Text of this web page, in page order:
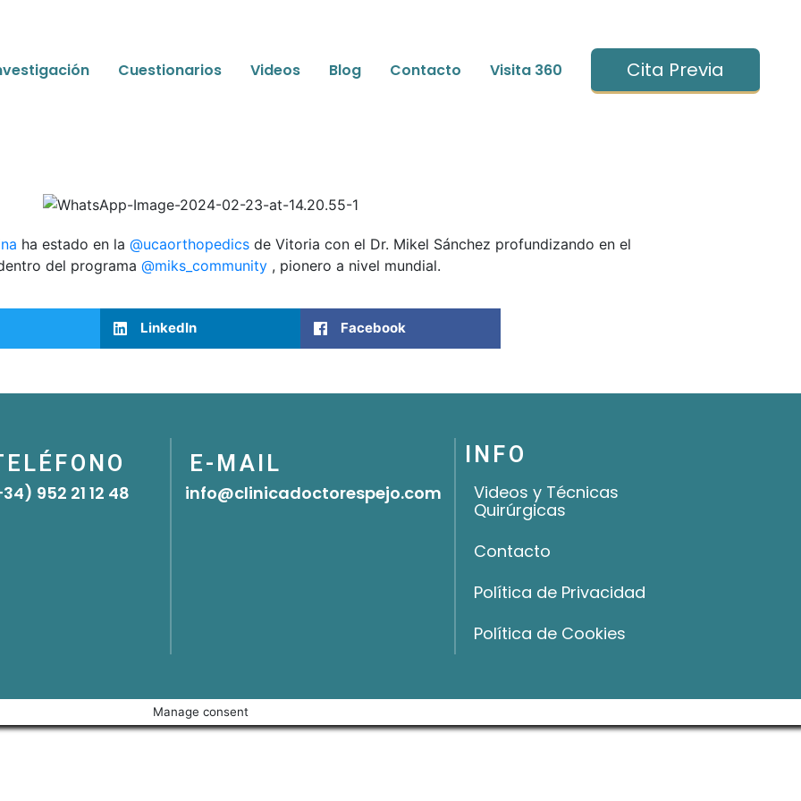
Cuestionarios Videos Blog Contacto Visita 360 Cita Previa
ha estado en la @ucaorthopedics de Vitoria con el Dr. Mikel Sánchez profundizando en el
del programa @miks_community , pionero a nivel mundial.
LinkedIn Facebook
952 21 12 48
E-MAIL
info@clinicadoctorespejo.com
INFO
Videos y Técnicas
Quirúrgicas
Contacto
Política de Privacidad
Política de Cookies
Manage consent